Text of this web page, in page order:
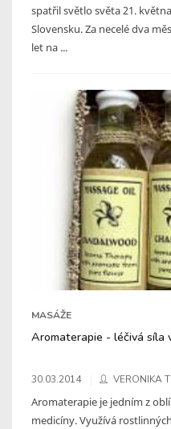
spatřil světlo světa 21.
Slovensku. Za necelé dva
let na ...
MASÁŽE
Aromaterapie - léčivá síla
30.03.2014 VERONIKA
Aromaterapie je jedním z
medicíny. Využívá